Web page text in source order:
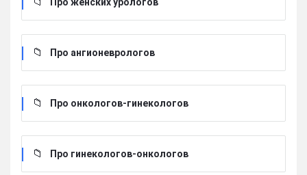
Про ангионеврологов
Про онкологов-гинекологов
Про гинекологов-онкологов